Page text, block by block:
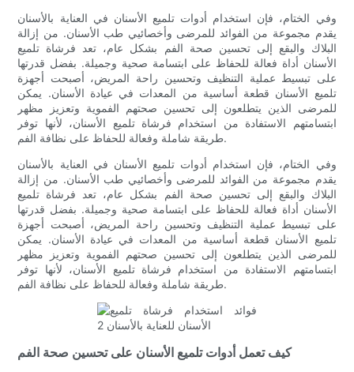
وفي الختام، فإن استخدام أدوات تلميع الأسنان في العناية بالأسنان
يقدم مجموعة من الفوائد للمرضى وأخصائيي طب الأسنان. من إزالة
البلاك والبقع إلى تحسين صحة الفم بشكل عام، تعد فرشاة تلميع
الأسنان أداة فعالة للحفاظ على ابتسامة صحية وجميلة. بفضل قدرتها
على تبسيط عملية التنظيف وتحسين راحة المريض، أصبحت أجهزة
تلميع الأسنان قطعة أساسية من المعدات في عيادة الأسنان. يمكن
للمرضى الذين يتطلعون إلى تحسين صحتهم الفموية وتعزيز مظهر
ابتسامتهم الاستفادة من استخدام فرشاة تلميع الأسنان، لأنها توفر
طريقة شاملة وفعالة للحفاظ على نظافة الفم.
وفي الختام، فإن استخدام أدوات تلميع الأسنان في العناية بالأسنان
يقدم مجموعة من الفوائد للمرضى وأخصائيي طب الأسنان. من إزالة
البلاك والبقع إلى تحسين صحة الفم بشكل عام، تعد فرشاة تلميع
الأسنان أداة فعالة للحفاظ على ابتسامة صحية وجميلة. بفضل قدرتها
على تبسيط عملية التنظيف وتحسين راحة المريض، أصبحت أجهزة
تلميع الأسنان قطعة أساسية من المعدات في عيادة الأسنان. يمكن
للمرضى الذين يتطلعون إلى تحسين صحتهم الفموية وتعزيز مظهر
ابتسامتهم الاستفادة من استخدام فرشاة تلميع الأسنان، لأنها توفر
طريقة شاملة وفعالة للحفاظ على نظافة الفم.
كيف تعمل أدوات تلميع الأسنان على تحسين صحة الفم